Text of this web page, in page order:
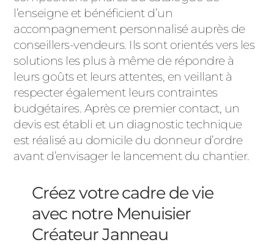
l’enseigne et bénéficient d’un
accompagnement personnalisé auprès de
conseillers-vendeurs. Ils sont orientés vers les
solutions les plus à même de répondre à
leurs goûts et leurs attentes, en veillant à
respecter également leurs contraintes
budgétaires. Après ce premier contact, un
devis est établi et un diagnostic technique
est réalisé au domicile du donneur d’ordre
avant d’envisager le lancement du chantier.
Créez votre cadre de vie
avec notre Menuisier
Créateur Janneau